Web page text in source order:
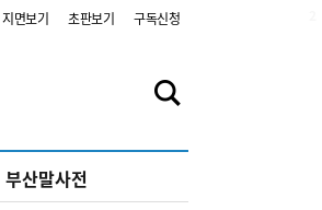
지면보기 초판보기 구독신청
부산말사전